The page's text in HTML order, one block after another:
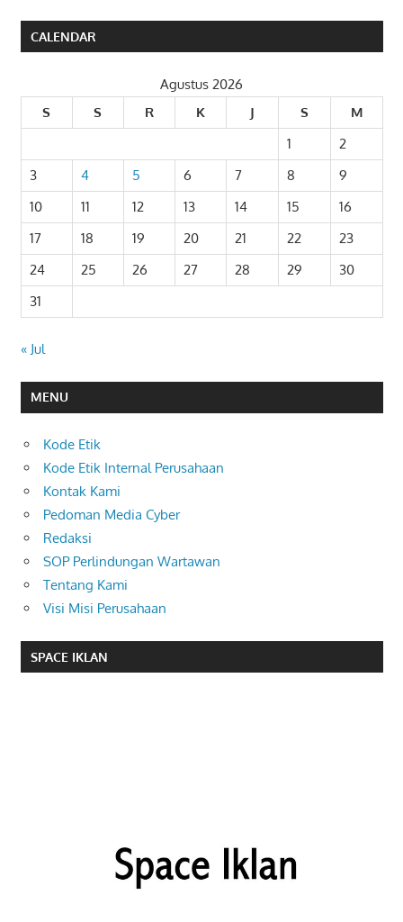
CALENDAR
Agustus 2026
S
S R K J S
M
1
2
3
4 5 6 7 8
9
10
11 12 13 14 15
16
17
18 19 20 21 22
23
24
25 26 27 28 29
30
31
« Jul
MENU
Kode Etik
Kode Etik Internal Perusahaan
Kontak Kami
Pedoman Media Cyber
Redaksi
SOP Perlindungan Wartawan
Tentang Kami
Visi Misi Perusahaan
SPACE IKLAN